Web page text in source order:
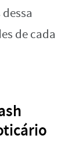
de cada